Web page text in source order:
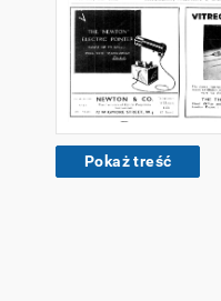
Pokaż treść